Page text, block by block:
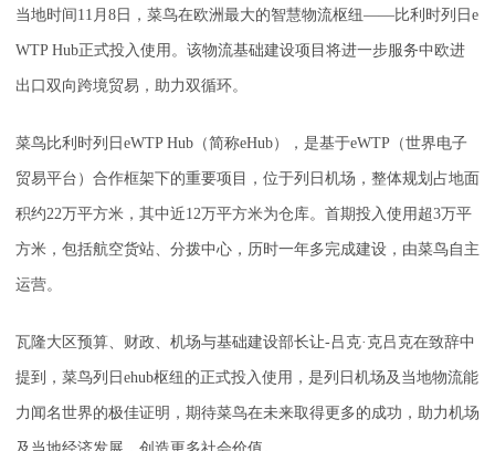
当地时间11月8日，菜鸟在欧洲最大的智慧物流枢纽——比利时列日e
WTP Hub正式投入使用。该物流基础建设项目将进一步服务中欧进
出口双向跨境贸易，助力双循环。
菜鸟比利时列日eWTP Hub（简称eHub），是基于eWTP（世界电子
贸易平台）合作框架下的重要项目，位于列日机场，整体规划占地面
积约22万平方米，其中近12万平方米为仓库。首期投入使用超3万平
方米，包括航空货站、分拨中心，历时一年多完成建设，由菜鸟自主
运营。
瓦隆大区预算、财政、机场与基础建设部长让-吕克·克吕克在致辞中
提到，菜鸟列日ehub枢纽的正式投入使用，是列日机场及当地物流能
力闻名世界的极佳证明，期待菜鸟在未来取得更多的成功，助力机场